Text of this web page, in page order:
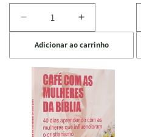
Diminuir
a
quantidade
de
Bíblia
para
Estudo
da
Aumentar
a
quantidade
de
Bíblia
para
o
Estudo
da
Adicionar ao carrinho